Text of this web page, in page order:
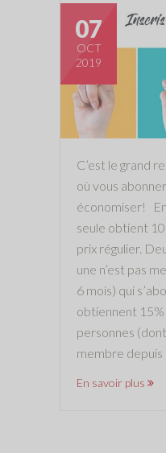
07
OCT
2019
C’est le grand
où vous
économiser!
seule obtient
prix régulier.
une n’est pas
6 mois) qui
obtiennent
personnes
membre depuis
En savoir plus